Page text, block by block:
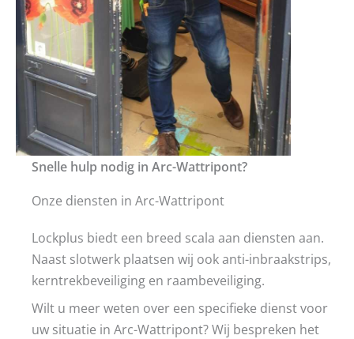
Snelle hulp nodig in Arc-Wattripont?
Onze diensten in Arc-Wattripont
Lockplus biedt een breed scala aan diensten aan.
Naast slotwerk plaatsen wij ook anti-inbraakstrips,
kerntrekbeveiliging en raambeveiliging.
Wilt u meer weten over een specifieke dienst voor
uw situatie in Arc-Wattripont? Wij bespreken het